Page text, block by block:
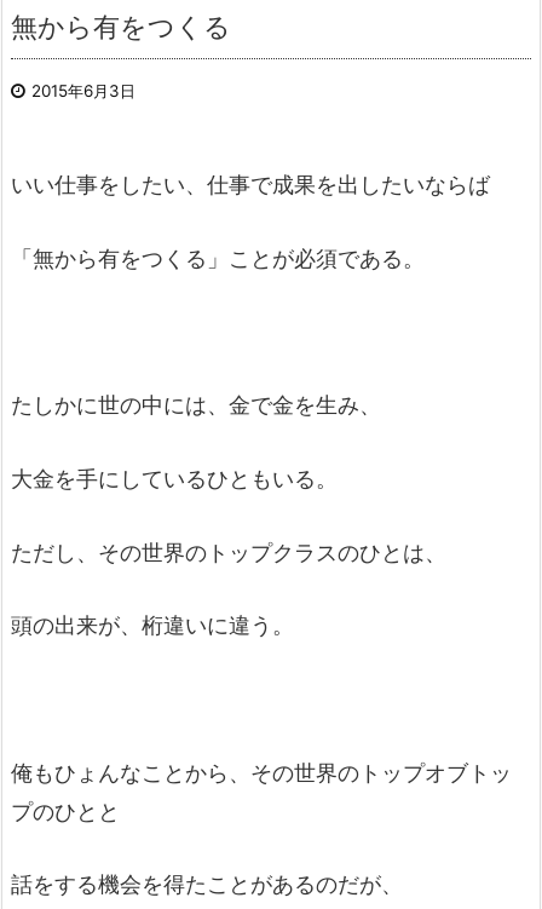
無から有をつくる
2015年6月3日
いい仕事をしたい、仕事で成果を出したいならば
「無から有をつくる」ことが必須である。
たしかに世の中には、金で金を生み、
大金を手にしているひともいる。
ただし、その世界のトップクラスのひとは、
頭の出来が、桁違いに違う。
俺もひょんなことから、その世界のトップオブトッ
プのひとと
話をする機会を得たことがあるのだが、